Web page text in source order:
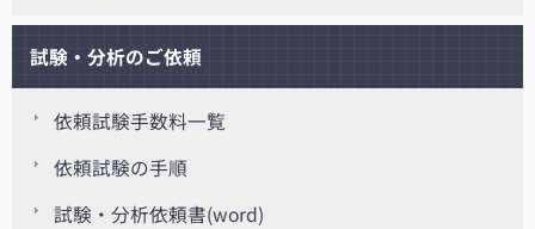
試験・分析のご依頼
依頼試験手数料一覧
依頼試験の手順
試験・分析依頼書(word)